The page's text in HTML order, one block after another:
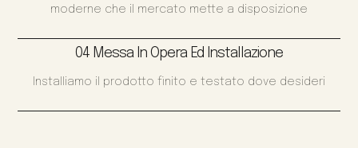
moderne che il mercato mette a disposizione
04 Messa In Opera Ed Installazione
Installiamo il prodotto finito e testato dove desideri